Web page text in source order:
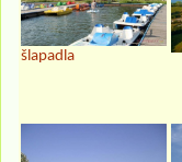
šlapadla